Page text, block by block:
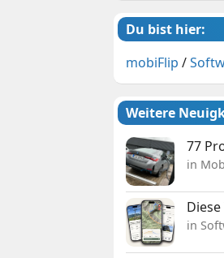
Du bist hier:
mobiFlip /
Weitere
77
in
in